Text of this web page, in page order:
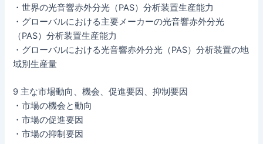
・世界の光音響赤外分光（PAS）分析装置生産能力
・グローバルにおける主要メーカーの光音響赤外分光
（PAS）分析装置生産能力
・グローバルにおける光音響赤外分光（PAS）分析装置の地
域別生産量
9 主な市場動向、機会、促進要因、抑制要因
・市場の機会と動向
・市場の促進要因
・市場の抑制要因